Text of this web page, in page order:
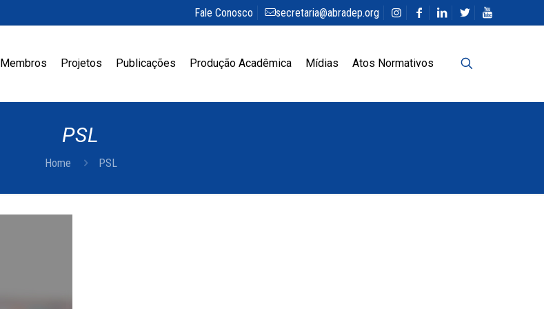
Fale Conosco secretaria@abradep.org
Membros Projetos Publicações Produção Acadêmica Mídias Atos Normativos
PSL
Home PSL